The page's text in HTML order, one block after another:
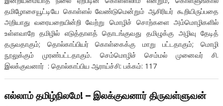
தமிழோசையூட்டியே கொள்ளல் வேண்டுமென்றும் ஆசிரியர் கூறியிருப்பதை
அறியாது வரையறையின்றி வேற்று மொழிச் சொற்களை அம்மொழிகளில்
உள்ளவாறே தமிழில் எடுத்தாளத் தொடங்குவது தமிழுக்கு அழிவு தேடித்
தருவதாகும்; தொல்காப்பியர் கொள்கைக்கு மாறு பட்டதாகும்; மொழி
நூலுக்கும் முரண்பட்டதாகும். செம்மொழிச் செம்மல் முனைவர் சி.
இலக்குவனார் : தொல்காப்பிய ஆராய்ச்சி: பக்கம்: 117
எல்லாம் தமிழ்நிலமே! – இலக்குவனார் திருவள்ளுவன்